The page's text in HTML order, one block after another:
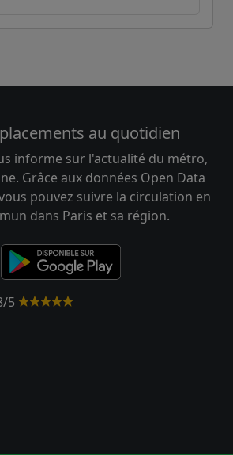
au quotidien
informe sur l'actualité du métro,
Grâce aux données Open Data
pouvez suivre la circulation en
dans Paris et sa région.
5